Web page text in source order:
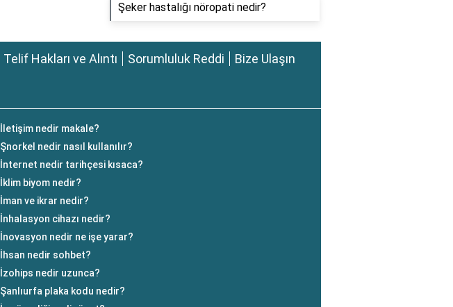
Şeker hastalığı nöropati nedir?
Telif Hakları ve Alıntı Sorumluluk Reddi Bize Ulaşın
İletişim nedir makale?
Şnorkel nedir nasıl kullanılır?
İnternet nedir tarihçesi kısaca?
İklim biyom nedir?
İman ve ikrar nedir?
İnhalasyon cihazı nedir?
İnovasyon nedir ne işe yarar?
İhsan nedir sohbet?
İzohips nedir uzunca?
Şanlıurfa plaka kodu nedir?